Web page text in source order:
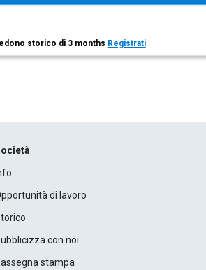
storico di 3 months Registrati
di lavoro
con noi
stampa